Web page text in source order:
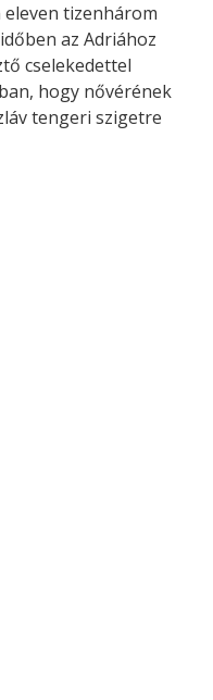
eleven tizenhárom
az Adriához
cselekedettel
hogy nővérének
tengeri szigetre